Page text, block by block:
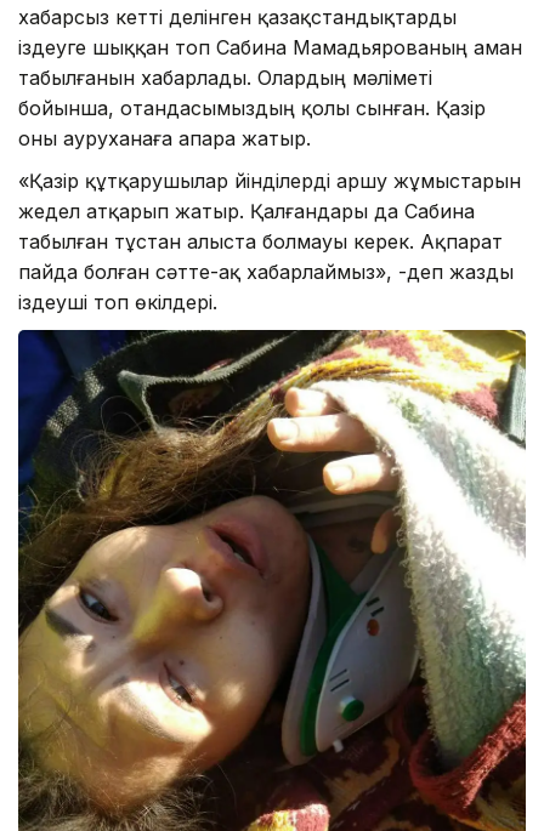
хабарсыз кетті делінген қазақстандықтарды
іздеуге шыққан топ Сабина Мамадьярованың аман
табылғанын хабарлады. Олардың мәліметі
бойынша, отандасымыздың қолы сынған. Қазір
оны ауруханаға апара жатыр.
«Қазір құтқарушылар үйінділерді аршу жұмыстарын
жедел атқарып жатыр. Қалғандары да Сабина
табылған тұстан алыста болмауы керек. Ақпарат
пайда болған сәтте-ақ хабарлаймыз», -деп жазды
іздеуші топ өкілдері.